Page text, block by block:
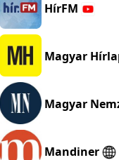
HírFM
Magyar
Magyar
Mandiner